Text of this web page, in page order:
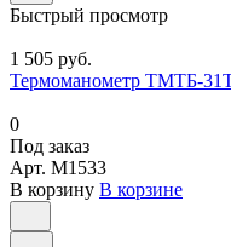
Быстрый просмотр
1 505 руб.
Термоманометр ТМТБ-
0
Под заказ
Арт. M1533
В корзину В корзине